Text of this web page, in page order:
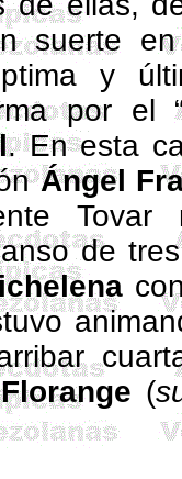
suerte
y
por el
. En esta
Ángel
de
Florange (